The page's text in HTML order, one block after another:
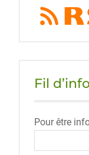
Fil
Pour être